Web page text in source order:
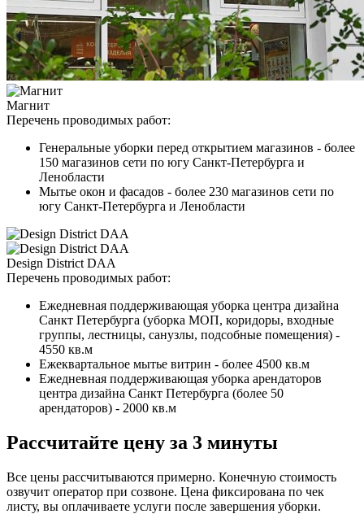
Магнит
Перечень проводимых работ:
Генеральные уборки перед открытием магазинов - более
150 магазинов сети по югу Санкт-Петербурга и
Ленобласти
Мытье окон и фасадов - более 230 магазинов сети по
югу Санкт-Петербурга и Ленобласти
Design District DAA
Перечень проводимых работ:
Ежедневная поддерживающая уборка центра дизайна
Санкт Петербурга (уборка МОП, коридоры, входные
группы, лестницы, санузлы, подсобные помещения) -
4550 кв.м
Ежеквартальное мытье витрин - более 4500 кв.м
Ежедневная поддерживающая уборка арендаторов
центра дизайна Санкт Петербурга (более 50
арендаторов) - 2000 кв.м
Рассчитайте цену за 3 минуты
Все цены рассчитываются примерно. Конечную стоимость
озвучит оператор при созвоне. Цена фиксирована по чек
листу, вы оплачиваете услуги после завершения уборки.